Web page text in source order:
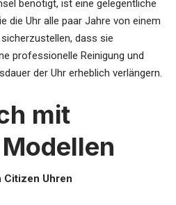
benötigt, ist eine gelegentliche
die Uhr alle paar Jahre von einem
dass sie
professionelle Reinigung und
der Uhr erheblich verlängern.
mit
Citizen Uhren